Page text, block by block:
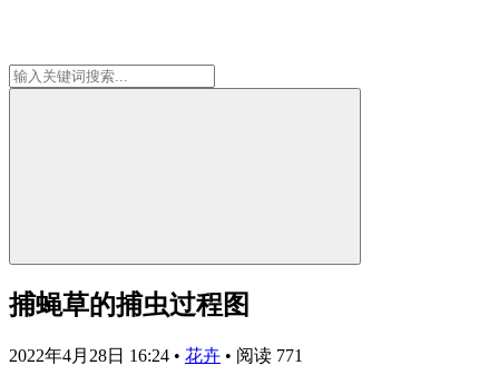
捕蝇草的捕虫过程图
2022年4月28日 16:24 • 花卉 • 阅读 771